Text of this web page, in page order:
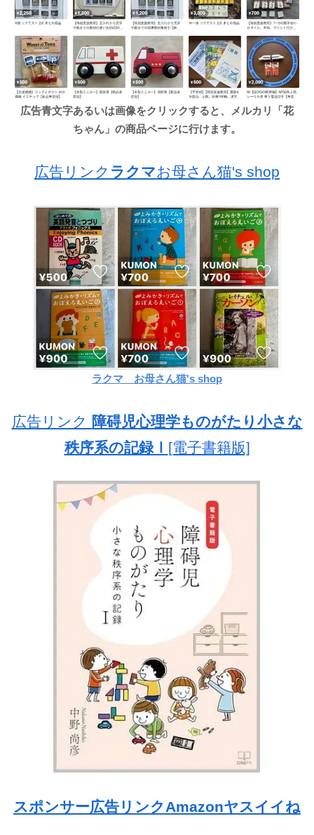
広告青文字あるいは画像をクリックすると、メルカリ「花
ちゃん」の商品ページに行けます。
広告リンク ラクマお母さん猫's shop
ラクマ お母さん猫's shop
広告リンク 障碍児心理学ものがたり小さな
秩序系の記録Ⅰ [電子書籍版]
スポンサー広告リンクAmazonヤスイイね